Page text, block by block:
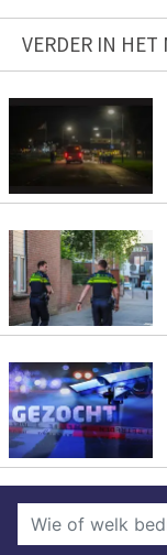
VERDER IN HET